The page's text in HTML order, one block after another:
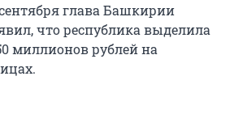
глава Башкирии
что республика выделила
миллионов рублей на